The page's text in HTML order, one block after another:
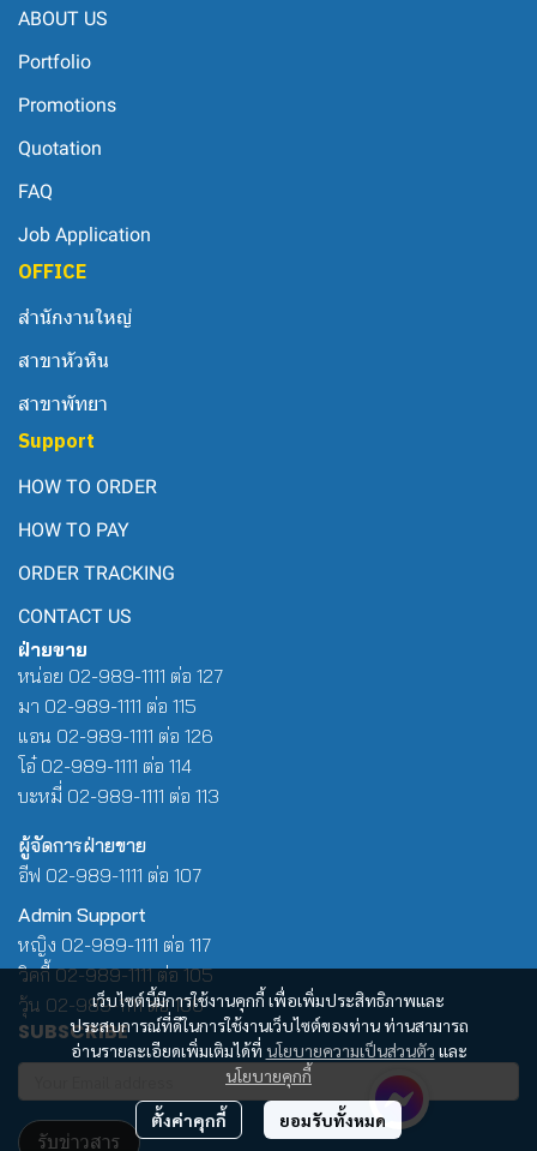
เว็บไซต์นี้มีการใช้งานคุกกี้ เพื่อเพิ่มประสิทธิภาพและ
ประสบการณ์ที่ดีในการใช้งานเว็บไซต์ของท่าน ท่านสามารถ
อ่านรายละเอียดเพิ่มเติมได้ที่ นโยบายความเป็นส่วนตัว และ
นโยบายคุกกี้
ตั้งค่าคุกกี้ ยอมรับทั้งหมด
ABOUT US
Portfolio
Promotions
Quotation
FAQ
Job Application
OFFICE
สำนักงานใหญ่
สาขาหัวหิน
สาขาพัทยา
Support
HOW TO ORDER
HOW TO PAY
ORDER TRACKING
CONTACT US
ฝ่ายขาย
หน่อย 02-989-1111 ต่อ 127
มา 02-989-1111 ต่อ 115
แอน 02-989-1111 ต่อ 126
โอ๋ 02-989-1111 ต่อ 114
บะหมี่ 02-989-1111 ต่อ 113
ผู้จัดการฝ่ายขาย
อีฟ 02-989-1111 ต่อ 107
Admin Support
หญิง 02-989-1111 ต่อ 117
วิคกี้ 02-989-1111 ต่อ 105
วุ้น 02-989-1111 ต่อ 100
SUBSCRIBE
รับข่าวสาร